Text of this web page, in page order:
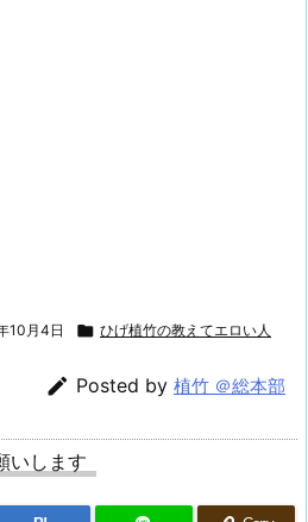
10月4日  ひげ植竹の教えてエロい人
 Posted by 植竹 ＠総本部
いします